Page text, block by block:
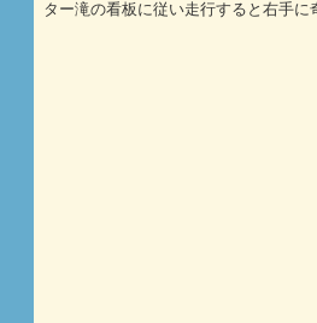
ター滝の看板に従い走行すると右手